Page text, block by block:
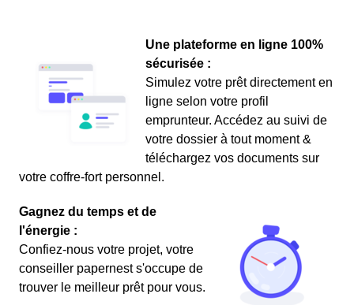
Une plateforme en ligne 100%
sécurisée :
Simulez votre prêt directement en
ligne selon votre profil
emprunteur. Accédez au suivi de
votre dossier à tout moment &
téléchargez vos documents sur
votre coffre-fort personnel.
Gagnez du temps et de
l'énergie :
Confiez-nous votre projet, votre
conseiller papernest s'occupe de
trouver le meilleur prêt pour vous.